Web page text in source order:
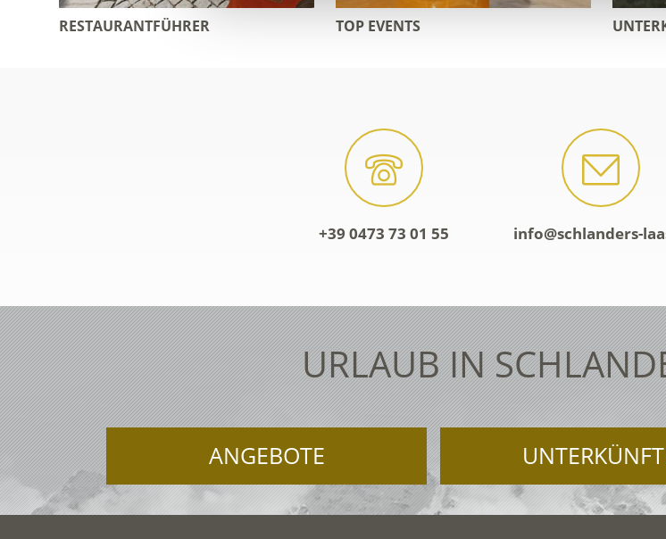
RESTAURANTFÜHRER TOP EVENTS
+39 0473 73 01 55 info@schlanders-
URLAUB IN
ANGEBOTE